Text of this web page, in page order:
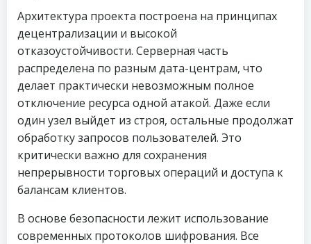
Архитектура проекта построена на принципах
децентрализации и высокой
отказоустойчивости. Серверная часть
распределена по разным дата-центрам, что
делает практически невозможным полное
отключение ресурса одной атакой. Даже если
один узел выйдет из строя, остальные продолжат
обработку запросов пользователей. Это
критически важно для сохранения
непрерывности торговых операций и доступа к
балансам клиентов.
В основе безопасности лежит использование
современных протоколов шифрования. Все